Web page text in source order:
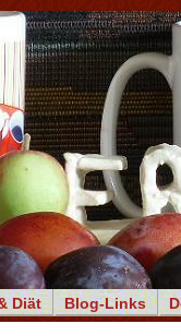
Diät Blog-Links